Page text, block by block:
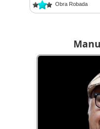
Obra Robada